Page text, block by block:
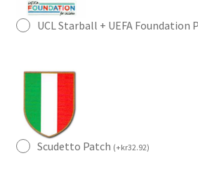
UCL Starball + UEFA Foundation
Scudetto Patch (+kr32.92)